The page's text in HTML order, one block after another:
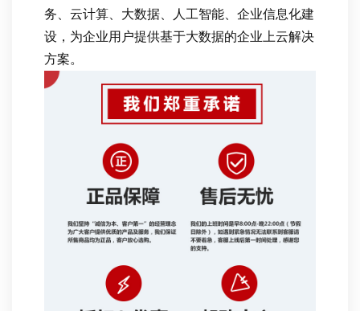
务、云计算、大数据、人工智能、企业信息化建
设，为企业用户提供基于大数据的企业上云解决
方案。